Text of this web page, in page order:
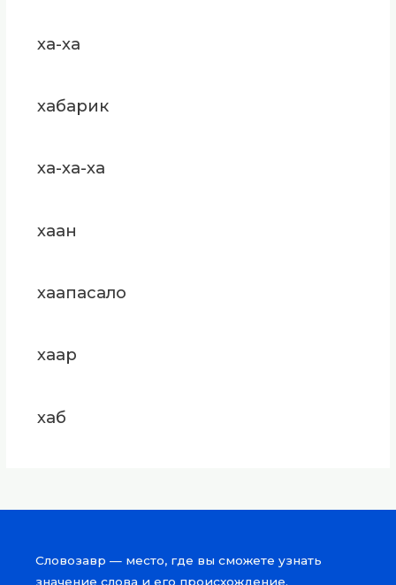
ха-ха
хабарик
ха-ха-ха
хаан
хаапасало
хаар
хаб
Словозавр — место, где вы сможете узнать
значение слова и его происхождение.